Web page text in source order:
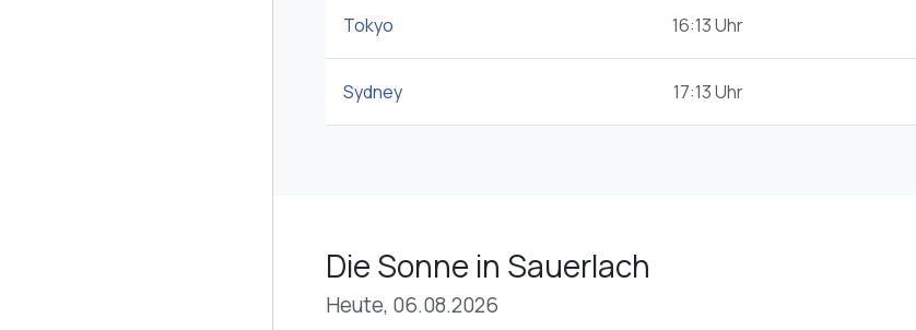
Tokyo 16:13 Uhr
Sydney 17:13 Uhr
Die Sonne in Sauerlach
Heute, 06.08.2026